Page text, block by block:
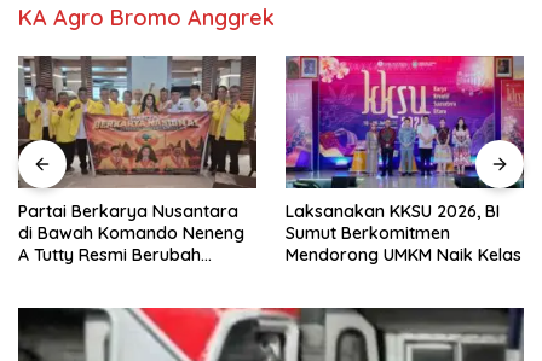
KA Agro Bromo Anggrek
Partai Berkarya Nusantara
di Bawah Komando Neneng
A Tutty Resmi Berubah
Laksanakan KKSU 2026, BI
Sumut Berkomitmen
Mendorong UMKM Naik Kelas